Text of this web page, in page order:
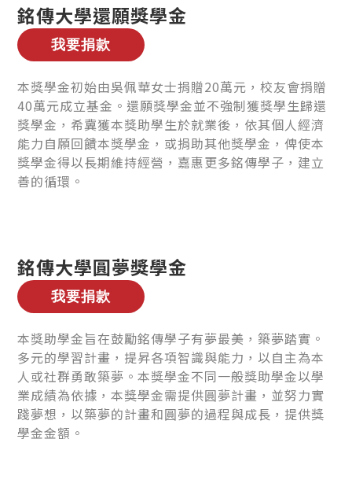
銘傳大學還願獎學金
本獎學金初始由吳佩華女士捐贈20萬元，校友會捐贈
40萬元成立基金。還願獎學金並不強制獲獎學生歸還
獎學金，希冀獲本獎助學生於就業後，依其個人經濟
能力自願回饋本獎學金，或捐助其他獎學金，俾使本
獎學金得以長期維持經營，嘉惠更多銘傳學子，建立
善的循環。
銘傳大學圓夢獎學金
本獎助學金旨在鼓勵銘傳學子有夢最美，築夢踏實。
多元的學習計畫，提昇各項智識與能力，以自主為本
人或社群勇敢築夢。本獎學金不同一般獎助學金以學
業成績為依據，本獎學金需提供圓夢計畫，並努力實
踐夢想，以築夢的計畫和圓夢的過程與成長，提供獎
學金金額。